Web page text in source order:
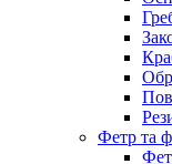
Фетр та